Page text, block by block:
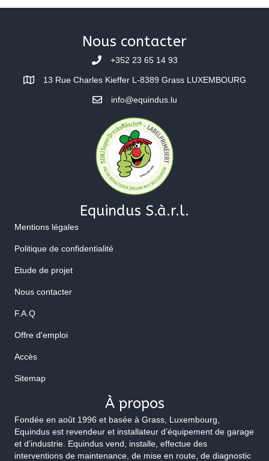
Nous contacter
+352 23 65 14 93
13 Rue Charles Kieffer L-8389 Grass LUXEMBOURG
info@equindus.lu
Equindus S.à.r.l.
Mentions légales
Politique de confidentialité
Etude de projet
Nous contacter
F.A.Q
Offre d'emploi
Accès
Sitemap
À propos
Fondée en août 1996 et basée à Grass, Luxembourg,
Equindus est revendeur et installateur d’équipement de garage
et d’industrie. Equindus vend, installe, effectue des
interventions de maintenance, de mise en route, de diagnostic